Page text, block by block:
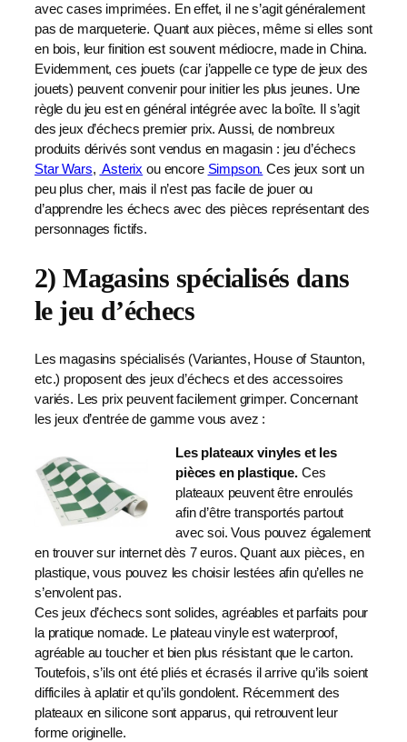
avec cases imprimées. En effet, il ne s’agit généralement
pas de marqueterie. Quant aux pièces, même si elles sont
en bois, leur finition est souvent médiocre, made in China.
Evidemment, ces jouets (car j’appelle ce type de jeux des
jouets) peuvent convenir pour initier les plus jeunes. Une
règle du jeu est en général intégrée avec la boîte. Il s’agit
des jeux d’échecs premier prix. Aussi, de nombreux
produits dérivés sont vendus en magasin : jeu d’échecs
Star Wars, Asterix ou encore Simpson. Ces jeux sont un
peu plus cher, mais il n’est pas facile de jouer ou
d’apprendre les échecs avec des pièces représentant des
personnages fictifs.
2) Magasins spécialisés dans
le jeu d’échecs
Les magasins spécialisés (Variantes, House of Staunton,
etc.) proposent des jeux d’échecs et des accessoires
variés. Les prix peuvent facilement grimper. Concernant
les jeux d’entrée de gamme vous avez :
Les plateaux vinyles et les
pièces en plastique. Ces
plateaux peuvent être enroulés
afin d’être transportés partout
avec soi. Vous pouvez également
en trouver sur internet dès 7 euros. Quant aux pièces, en
plastique, vous pouvez les choisir lestées afin qu’elles ne
s’envolent pas.
Ces jeux d’échecs sont solides, agréables et parfaits pour
la pratique nomade. Le plateau vinyle est waterproof,
agréable au toucher et bien plus résistant que le carton.
Toutefois, s’ils ont été pliés et écrasés il arrive qu’ils soient
difficiles à aplatir et qu’ils gondolent. Récemment des
plateaux en silicone sont apparus, qui retrouvent leur
forme originelle.